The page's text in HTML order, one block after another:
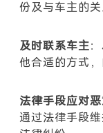
份及与车主的
及时联系车主
他合适的方式
法律手段应对
通过法律手段